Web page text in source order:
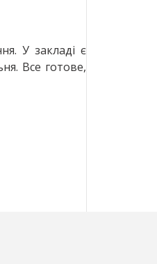
У закладі є
Все готове,